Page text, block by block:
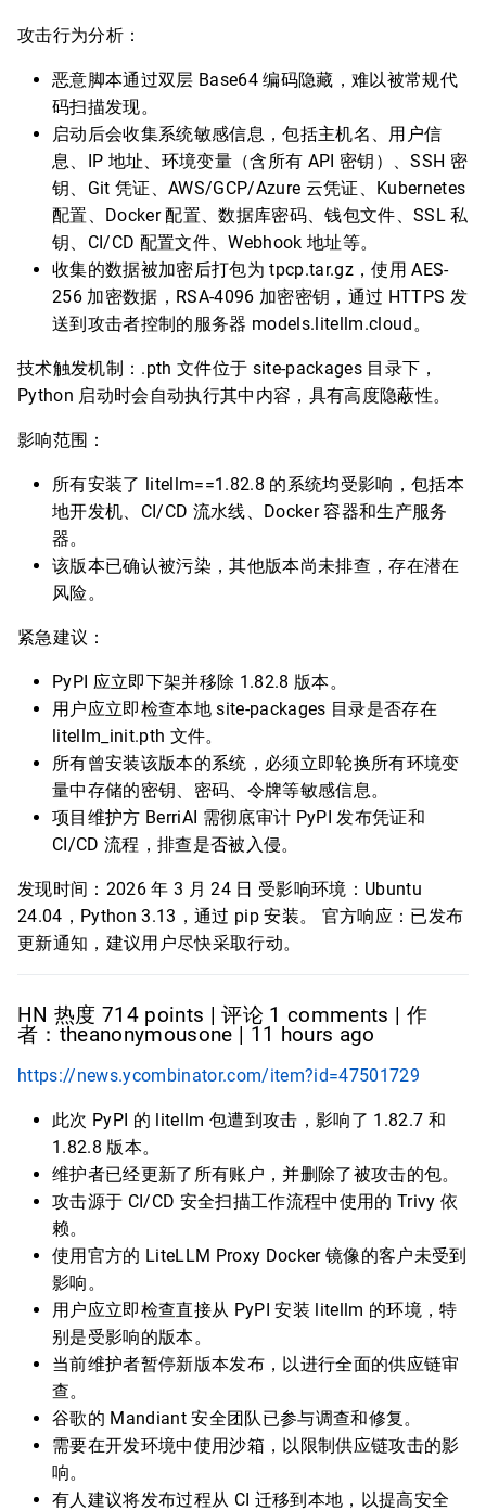
攻击行为分析：
恶意脚本通过双层 Base64 编码隐藏，难以被常规代
码扫描发现。
启动后会收集系统敏感信息，包括主机名、用户信
息、IP 地址、环境变量（含所有 API 密钥）、SSH 密
钥、Git 凭证、AWS/GCP/Azure 云凭证、Kubernetes
配置、Docker 配置、数据库密码、钱包文件、SSL 私
钥、CI/CD 配置文件、Webhook 地址等。
收集的数据被加密后打包为 tpcp.tar.gz，使用 AES-
256 加密数据，RSA-4096 加密密钥，通过 HTTPS 发
送到攻击者控制的服务器 models.litellm.cloud。
技术触发机制：.pth 文件位于 site-packages 目录下，
Python 启动时会自动执行其中内容，具有高度隐蔽性。
影响范围：
所有安装了 litellm==1.82.8 的系统均受影响，包括本
地开发机、CI/CD 流水线、Docker 容器和生产服务
器。
该版本已确认被污染，其他版本尚未排查，存在潜在
风险。
紧急建议：
PyPI 应立即下架并移除 1.82.8 版本。
用户应立即检查本地 site-packages 目录是否存在
litellm_init.pth 文件。
所有曾安装该版本的系统，必须立即轮换所有环境变
量中存储的密钥、密码、令牌等敏感信息。
项目维护方 BerriAI 需彻底审计 PyPI 发布凭证和
CI/CD 流程，排查是否被入侵。
发现时间：2026 年 3 月 24 日 受影响环境：Ubuntu
24.04，Python 3.13，通过 pip 安装。 官方响应：已发布
更新通知，建议用户尽快采取行动。
HN 热度 714 points | 评论 1 comments | 作
者：theanonymousone | 11 hours ago
https://news.ycombinator.com/item?id=47501729
此次 PyPI 的 litellm 包遭到攻击，影响了 1.82.7 和
1.82.8 版本。
维护者已经更新了所有账户，并删除了被攻击的包。
攻击源于 CI/CD 安全扫描工作流程中使用的 Trivy 依
赖。
使用官方的 LiteLLM Proxy Docker 镜像的客户未受到
影响。
用户应立即检查直接从 PyPI 安装 litellm 的环境，特
别是受影响的版本。
当前维护者暂停新版本发布，以进行全面的供应链审
查。
谷歌的 Mandiant 安全团队已参与调查和修复。
需要在开发环境中使用沙箱，以限制供应链攻击的影
响。
有人建议将发布过程从 CI 迁移到本地，以提高安全